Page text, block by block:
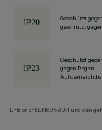
Geschützt
geschützt
Geschützt
gegen Regen.
Auf dem
Entspricht EN60598-1 und den